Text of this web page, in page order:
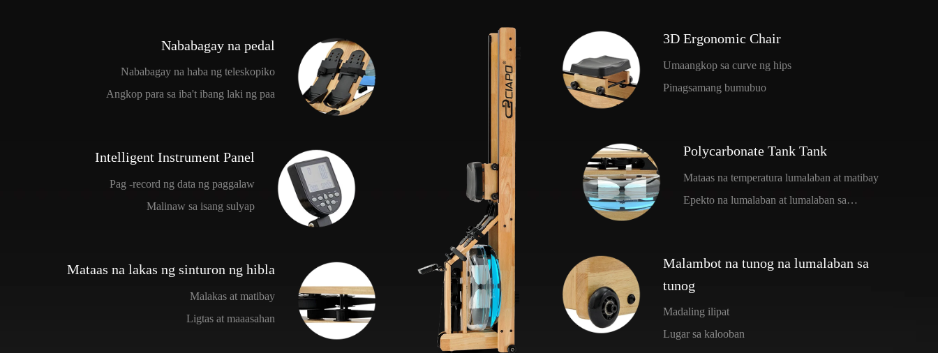
Nababagay na pedal
Nababagay na haba ng teleskopiko
Angkop para sa iba't ibang laki ng paa
Intelligent Instrument Panel
Pag -record ng data ng paggalaw
Malinaw sa isang sulyap
Mataas na lakas ng sinturon ng hibla
Malakas at matibay
Ligtas at maaasahan
3D Ergonomic Chair
Umaangkop sa curve ng hips
Pinagsamang bumubuo
Polycarbonate Tank Tank
Mataas na temperatura lumalaban at matibay
Epekto na lumalaban at lumalaban sa
Malambot na tunog na lumalaban sa
tunog
Madaling ilipat
Lugar sa kalooban